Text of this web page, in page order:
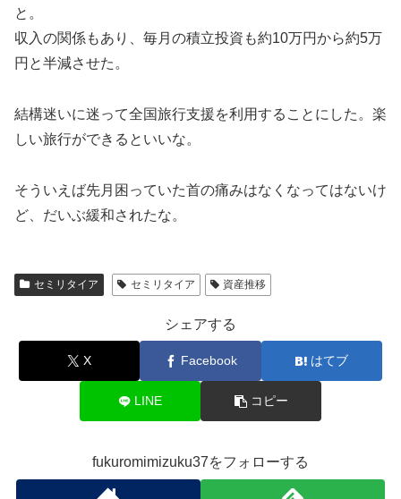
と。
収入の関係もあり、毎月の積立投資も約10万円から約5万
円と半減させた。
結構迷いに迷って全国旅行支援を利用することにした。楽
しい旅行ができるといいな。
そういえば先月困っていた首の痛みはなくなってはないけ
ど、だいぶ緩和されたな。
セミリタイア セミリタイア 資産推移
シェアする
X Facebook はてブ
LINE コピー
fukuromimizuku37をフォローする